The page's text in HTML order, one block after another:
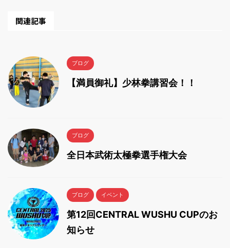
関連記事
ブログ
【満員御礼】少林拳講習会！！
ブログ
全日本武術太極拳選手権大会
ブログ イベント
第12回CENTRAL WUSHU CUPのお
知らせ